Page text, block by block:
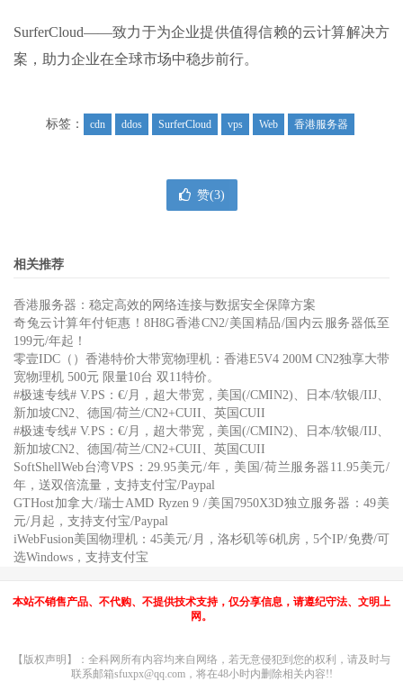
SurferCloud——致力于为企业提供值得信赖的云计算解决方
案，助力企业在全球市场中稳步前行。
标签： cdn ddos SurferCloud vps Web 香港服务器
赞(3)
相关推荐
香港服务器：稳定高效的网络连接与数据安全保障方案
奇兔云计算年付钜惠！8H8G香港CN2/美国精品/国内云服务器低至
199元/年起！
零壹IDC（）香港特价大带宽物理机：香港E5V4 200M CN2独享大带
宽物理机 500元 限量10台 双11特价。
#极速专线# V.PS：€/月，超大带宽，美国(/CMIN2)、日本/软银/IIJ、
新加坡CN2、德国/荷兰/CN2+CUII、英国CUII
#极速专线# V.PS：€/月，超大带宽，美国(/CMIN2)、日本/软银/IIJ、
新加坡CN2、德国/荷兰/CN2+CUII、英国CUII
SoftShellWeb台湾VPS：29.95美元/年，美国/荷兰服务器11.95美元/
年，送双倍流量，支持支付宝/Paypal
GTHost加拿大/瑞士AMD Ryzen 9 /美国7950X3D独立服务器：49美
元/月起，支持支付宝/Paypal
iWebFusion美国物理机：45美元/月，洛杉矶等6机房，5个IP/免费/可
选Windows，支持支付宝
本站不销售产品、不代购、不提供技术支持，仅分享信息，请遵纪守法、文明上
网。
【版权声明】：全科网所有内容均来自网络，若无意侵犯到您的权利，请及时与
联系邮箱sfuxpx@qq.com，将在48小时内删除相关内容!!